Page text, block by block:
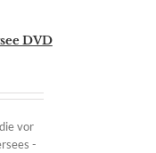
DVD
vor
-